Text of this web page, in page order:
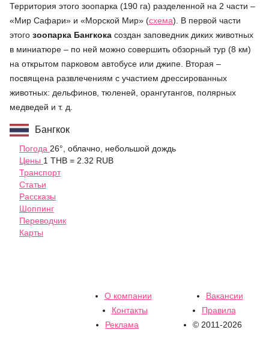
Территория этого зоопарка (190 га) разделенной на 2 части –
«Мир Сафари» и «Морской Мир» (схема). В первой части
этого зоопарка Бангкока создан заповедник диких животных
в миниатюре – по ней можно совершить обзорный тур (8 км)
на открытом парковом автобусе или джипе. Вторая –
посвящена развлечениям с участием дрессированных
животных: дельфинов, тюленей, орангутангов, полярных
медведей и т. д.
Бангкок
Погода 26°, облачно, небольшой дождь
Цены 1 THB = 2.32 RUB
Транспорт
Статьи
Рассказы
Шоппинг
Переводчик
Карты
О компании
Вакансии
Контакты
Правила
Реклама
© 2011-2026